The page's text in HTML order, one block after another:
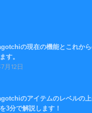
の現在の機能とこれか
す。
月12日
のアイテムのレベルの
3分で解説します！